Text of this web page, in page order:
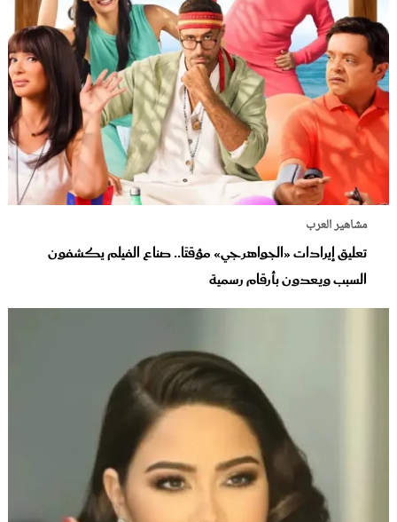
مشاهير العرب
تعليق إيرادات «الجواهرجي» مؤقتًا.. صناع الفيلم يكشفون
السبب ويعدون بأرقام رسمية